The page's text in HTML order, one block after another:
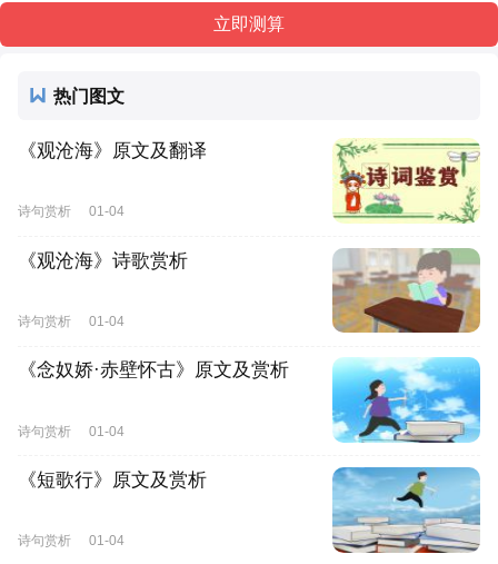
热门图文
《观沧海》原文及翻译
诗句赏析 01-04
《观沧海》诗歌赏析
诗句赏析 01-04
《念奴娇·赤壁怀古》原文及赏析
诗句赏析 01-04
《短歌行》原文及赏析
诗句赏析 01-04